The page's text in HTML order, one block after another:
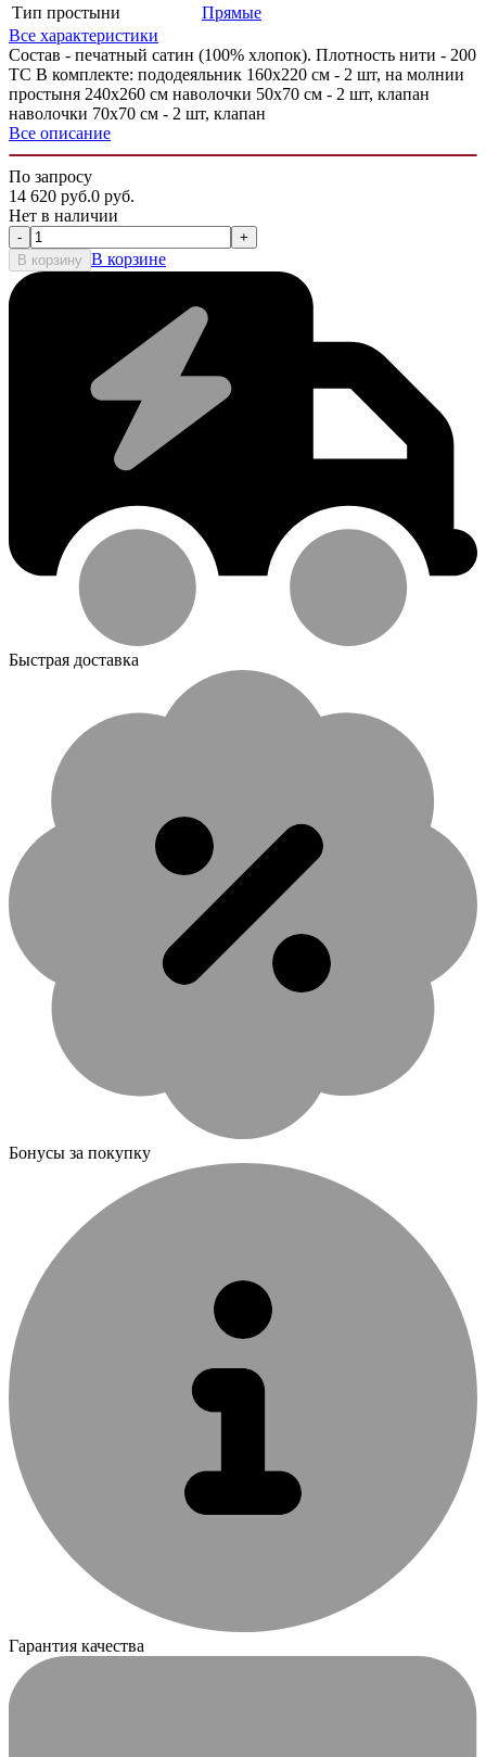
Тип простыни
Прямые
Все характеристики
Состав - печатный сатин (100% хлопок). Плотность нити - 200
ТС В комплекте: пододеяльник 160х220 см - 2 шт, на молнии
простыня 240х260 см наволочки 50х70 см - 2 шт, клапан
наволочки 70х70 см - 2 шт, клапан
Все описание
По запросу
14 620 руб.0 руб.
Нет в наличии
-
+
В корзину В корзине
Быстрая доставка
Бонусы за покупку
Гарантия качества